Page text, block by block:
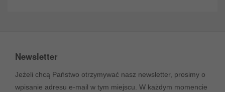
Newsletter
Jeżeli chcą Państwo otrzymywać nasz newsletter, prosimy o
wpisanie adresu e-mail w tym miejscu. W każdym momencie